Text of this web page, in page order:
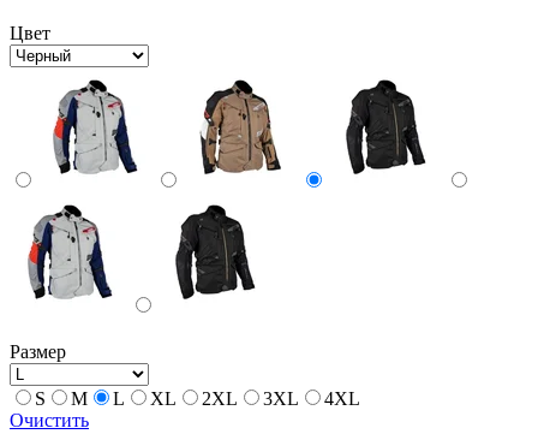
Цвет
Размер
S M L XL 2XL 3XL
4XL
Очистить